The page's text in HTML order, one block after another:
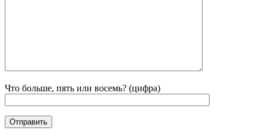
Что больше, пять или восемь? (цифра)